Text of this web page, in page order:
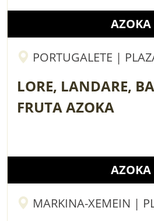
AZOKA
PORTUGALETE |
LORE, LANDARE,
FRUTA AZOKA
AZOKA
MARKINA-XEMEIN |